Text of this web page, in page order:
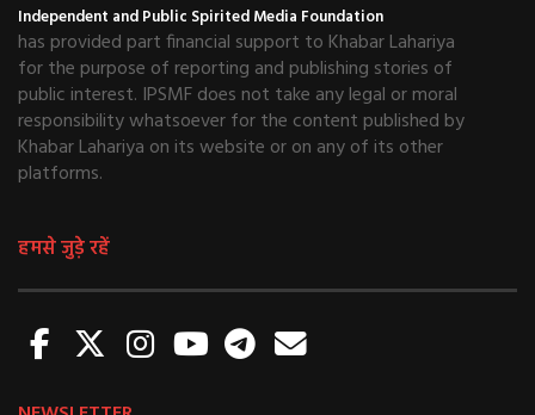
Independent and Public Spirited Media Foundation
has provided part financial support to Khabar Lahariya
for the purpose of reporting and publishing stories of
public interest. IPSMF does not take any legal or moral
responsibility whatsoever for the content published by
Khabar Lahariya on its website or on any of its other
platforms.
हमसे जुड़े रहें